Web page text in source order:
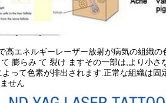
高エネルギーレーザー放射が病気の組織
膨らみ て 裂け ますその一部は,より小
って色素が排出されます.正常な組織は
せん